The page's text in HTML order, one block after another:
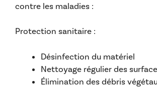
contre les maladies :
Protection sanitaire :
Désinfection du matériel
Nettoyage régulier des
Élimination des débris